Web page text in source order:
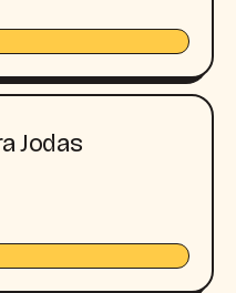
Jodas